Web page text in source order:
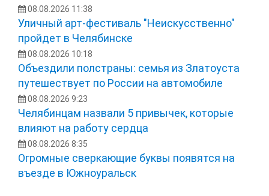
08.08.2026 11:38
Уличный арт-фестиваль "Неискусственно"
пройдет в Челябинске
08.08.2026 10:18
Объездили полстраны: семья из Златоуста
путешествует по России на автомобиле
08.08.2026 9:23
Челябинцам назвали 5 привычек, которые
влияют на работу сердца
08.08.2026 8:35
Огромные сверкающие буквы появятся на
въезде в Южноуральск